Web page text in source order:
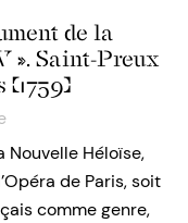
de la
». Saint-Preux
(1759)
Nouvelle Héloïse,
de Paris, soit
comme genre,